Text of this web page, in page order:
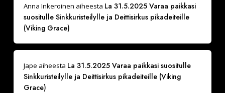
Anna Inkeroinen aiheesta La 31.5.2025 Varaa paikkasi
suositulle Sinkkuristeilylle ja Deittisirkus pikadeiteille
(Viking Grace)
Jape aiheesta La 31.5.2025 Varaa paikkasi suositulle
Sinkkuristeilylle ja Deittisirkus pikadeiteille (Viking
Grace)